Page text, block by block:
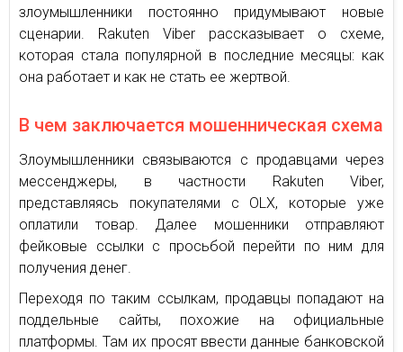
злоумышленники постоянно придумывают новые
сценарии. Rakuten Viber рассказывает о схеме,
которая стала популярной в последние месяцы: как
она работает и как не стать ее жертвой.
В чем заключается мошенническая схема
Злоумышленники связываются с продавцами через
мессенджеры, в частности Rakuten Viber,
представляясь покупателями с OLX, которые уже
оплатили товар. Далее мошенники отправляют
фейковые ссылки с просьбой перейти по ним для
получения денег.
Переходя по таким ссылкам, продавцы попадают на
поддельные сайты, похожие на официальные
платформы. Там их просят ввести данные банковской